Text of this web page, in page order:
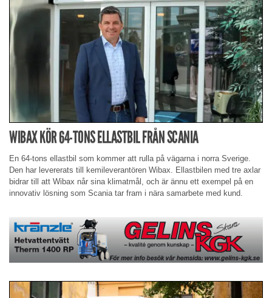
WIBAX KÖR 64-TONS ELLASTBIL FRÅN SCANIA
En 64-tons ellastbil som kommer att rulla på vägarna i norra Sverige.
Den har levererats till kemileverantören Wibax. Ellastbilen med tre axlar
bidrar till att Wibax når sina klimatmål, och är ännu ett exempel på en
innovativ lösning som Scania tar fram i nära samarbete med kund.